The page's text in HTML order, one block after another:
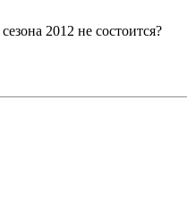
2012 не состоится?